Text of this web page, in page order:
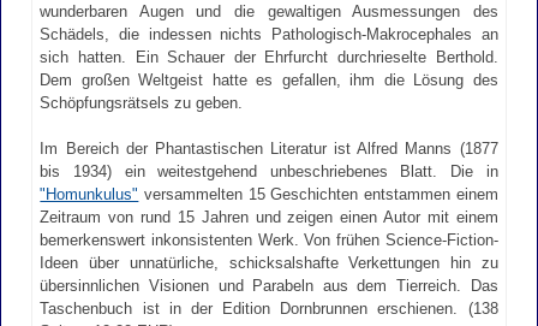
wunderbaren Augen und die gewaltigen Ausmessungen des
Schädels, die indessen nichts Pathologisch-Makrocephales an
sich hatten. Ein Schauer der Ehrfurcht durchrieselte Berthold.
Dem großen Weltgeist hatte es gefallen, ihm die Lösung des
Schöpfungsrätsels zu geben.
Im Bereich der Phantastischen Literatur ist Alfred Manns (1877
bis 1934) ein weitestgehend unbeschriebenes Blatt. Die in
"Homunkulus" versammelten 15 Geschichten entstammen einem
Zeitraum von rund 15 Jahren und zeigen einen Autor mit einem
bemerkenswert inkonsistenten Werk. Von frühen Science-­Fiction-
Ideen über unnatürliche, schicksalshafte Verkettungen hin zu
übersinnlichen Visionen und Parabeln aus dem Tierreich. Das
Taschenbuch ist in der Edition Dornbrunnen erschienen. (138